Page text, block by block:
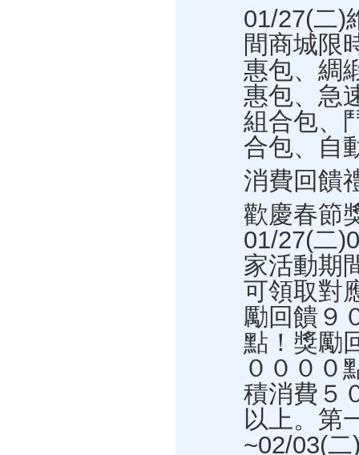
01/27(二)
間商城限
惠包、綢
惠包、急
組合包、
合包、自
消費回饋
歡慶春節
01/27(二
家活動期
可領取對
勵回饋９
點！獎勵
００００
積消費５
以上。第
~02/03(